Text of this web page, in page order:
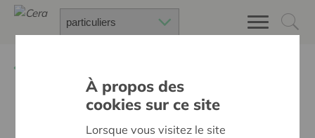
Les parts E
À propos des
cookies sur ce site
Lorsque vous visitez le site